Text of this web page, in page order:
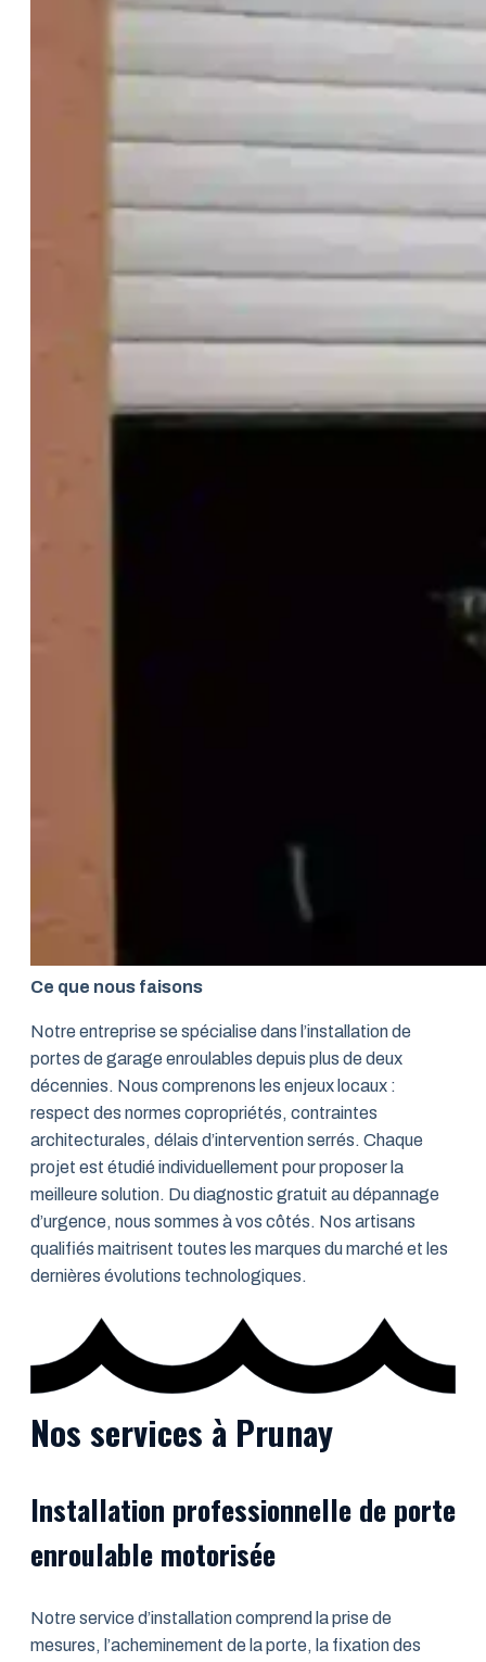
Ce que nous faisons
Notre entreprise se spécialise dans l’installation de
portes de garage enroulables depuis plus de deux
décennies. Nous comprenons les enjeux locaux :
respect des normes copropriétés, contraintes
architecturales, délais d’intervention serrés. Chaque
projet est étudié individuellement pour proposer la
meilleure solution. Du diagnostic gratuit au dépannage
d’urgence, nous sommes à vos côtés. Nos artisans
qualifiés maitrisent toutes les marques du marché et les
dernières évolutions technologiques.
Nos services à Prunay
Installation professionnelle de porte
enroulable motorisée
Notre service d’installation comprend la prise de
mesures, l’acheminement de la porte, la fixation des